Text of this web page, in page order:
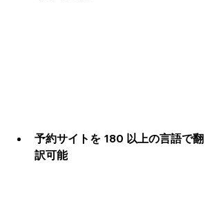
予約サイトを 180 以上の言語で翻
訳可能